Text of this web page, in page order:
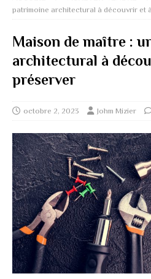
patrimoine architectural à découvrir et
Maison de maître :
architectural à
préserver
octobre 2, 2023 Johm Mizier